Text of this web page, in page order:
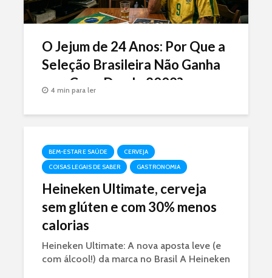
O Jejum de 24 Anos: Por Que a
Seleção Brasileira Não Ganha
uma Copa Desde 2002?
4 min para ler
BEM-ESTAR E SAÚDE
CERVEJA
COISAS LEGAIS DE SABER
GASTRONOMIA
Heineken Ultimate, cerveja
sem glúten e com 30% menos
calorias
Heineken Ultimate: A nova aposta leve (e
com álcool!) da marca no Brasil A Heineken